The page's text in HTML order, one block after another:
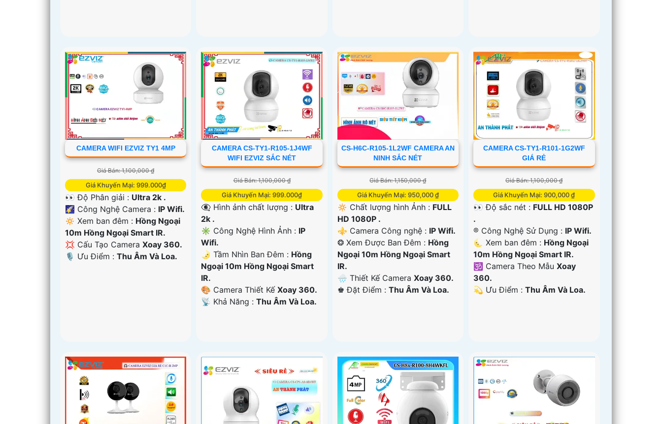
CAMERA WIFI EZVIZ TY1 4MP
Giá Bán: 1,100,000 ₫
Giá Khuyến Mại: 999.000₫
👀 Độ Phân giải : Ultra 2k .
🌠 Công Nghệ Camera : IP Wifi.
🔅 Xem ban đêm : Hồng Ngoại
10m Hồng Ngoại Smart IR.
💢 Cấu Tạo Camera Xoay 360.
️🎙 Ưu Điểm : Thu Âm Và Loa.
CAMERA CS-TY1-R105-1J4WF
WIFI EZVIZ SẮC NÉT
Giá Bán: 1,100,000 ₫
Giá Khuyến Mại: 999.000₫
👁️‍🗨 Hình ảnh chất lượng : Ultra
2k .
✳️ Công Nghệ Hình Ảnh : IP
Wifi.
🌛 Tầm Nhìn Ban Đêm : Hồng
Ngoại 10m Hồng Ngoại Smart
IR.
🎨 Camera Thiết KếXoay 360.
️📡 Khả Năng :Thu Âm Và Loa.
CS-H6C-R105-1L2WF CAMERA AN
NINH SẮC NÉT
Giá Bán: 1,150,000 ₫
Giá Khuyến Mại: 950,000 ₫
🔅 Chất lượng hình Ảnh : FULL
HD 1080P .
⚜️ Camera Công nghệ : IP Wifi.
❂ Xem Được Ban Đêm : Hồng
Ngoại 10m Hồng Ngoại Smart
IR.
🌧️ Thiết Kế Camera Xoay 360.
️♚ Đặt Điểm : Thu Âm Và Loa.
CAMERA CS-TY1-R101-1G2WF
GIÁ RẺ
Giá Bán: 1,100,000 ₫
Giá Khuyến Mại: 900,000 ₫
👀 Độ sắc nét : FULL HD 1080P
.
®️ Công Nghệ Sử Dụng : IP Wifi.
🌜 Xem ban đêm : Hồng Ngoại
10m Hồng Ngoại Smart IR.
🕉️ Camera Theo MẫuXoay
360.
️💫 Ưu Điểm :Thu Âm Và Loa.